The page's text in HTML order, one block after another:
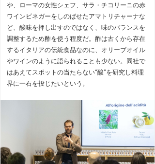
や、ローマの女性シェフ、サラ・チコリーニの赤
ワインビネガーをしのばせたアマトリチャーナな
ど、酸味を押し出すのではなく、味のバランスを
調整するため酢を使う程度だ。酢は古くから存在
するイタリアの伝統食品なのに、オリーブオイル
やワインのように語られることも少ない。同社で
はあえてスポットの当たらない“酸”を研究し料理
界に一石を投じたいという。